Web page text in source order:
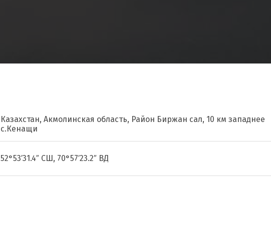
Казахстан, Акмолинская область, Район Биржан сал, 10 км западнее
с.Кенащи
52°53′31.4″ СШ, 70°57′23.2″ ВД